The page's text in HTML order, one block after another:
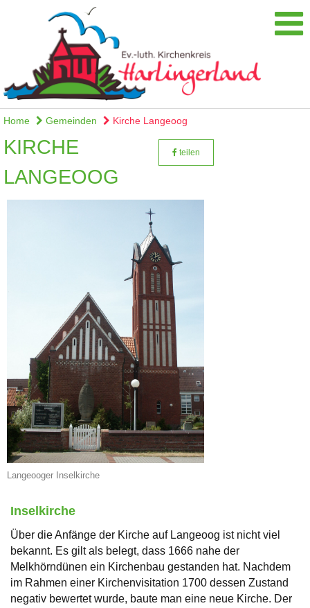
Home Gemeinden Kirche Langeoog
KIRCHE
LANGEOOG
teilen
Langeooger Inselkirche
Inselkirche
Über die Anfänge der Kirche auf Langeoog ist nicht viel
bekannt. Es gilt als belegt, dass 1666 nahe der
Melkhörndünen ein Kirchenbau gestanden hat. Nachdem
im Rahmen einer Kirchenvisitation 1700 dessen Zustand
negativ bewertet wurde, baute man eine neue Kirche. Der